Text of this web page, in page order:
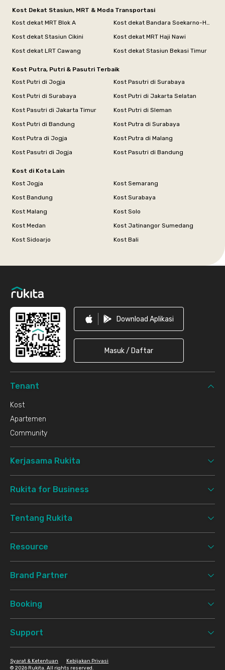
Kost Dekat Stasiun, MRT & Moda Transportasi
Kost dekat MRT Blok A
Kost dekat Bandara Soekarno-Hatta
Kost dekat Stasiun Cikini
Kost dekat MRT Haji Nawi
Kost dekat LRT Cawang
Kost dekat Stasiun Bekasi Timur
Kost Putra, Putri & Pasutri Terbaik
Kost Putri di Jogja
Kost Pasutri di Surabaya
Kost Putri di Surabaya
Kost Putri di Jakarta Selatan
Kost Pasutri di Jakarta Timur
Kost Putri di Sleman
Kost Putri di Bandung
Kost Putra di Surabaya
Kost Putra di Jogja
Kost Putra di Malang
Kost Pasutri di Jogja
Kost Pasutri di Bandung
Kost di Kota Lain
Kost Jogja
Kost Semarang
Kost Bandung
Kost Surabaya
Kost Malang
Kost Solo
Kost Medan
Kost Jatinangor Sumedang
Kost Sidoarjo
Kost Bali
Download Aplikasi
Masuk / Daftar
Tenant
Kost
Apartemen
Community
Kerjasama Rukita
Rukita for Business
Tentang Rukita
Resource
Brand Partner
Booking
Support
© 2026 Rukita. All rights reserved.
Syarat & Ketentuan Kebijakan Privasi